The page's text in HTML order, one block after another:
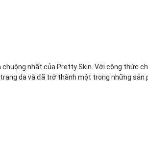
chuộng nhất của Pretty Skin. Với công thức
da và đã trở thành một trong những sản